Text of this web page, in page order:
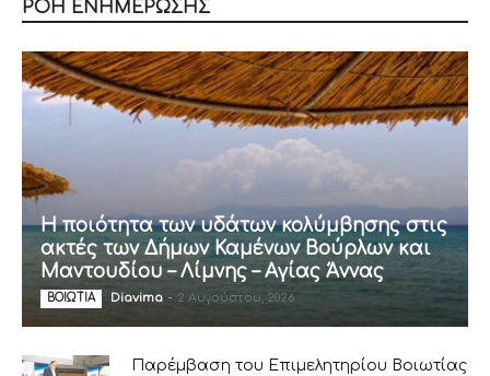
ΡΟΗ ΕΝΗΜΕΡΩΣΗΣ
Η ποιότητα των υδάτων κολύμβησης στις
ακτές των Δήμων Καμένων Βούρλων και
Μαντουδίου – Λίμνης – Αγίας Άννας
ΒΟΙΩΤΙΑ Diavima - 2 Αυγούστου, 2026
Παρέμβαση του Επιμελητηρίου Βοιωτίας